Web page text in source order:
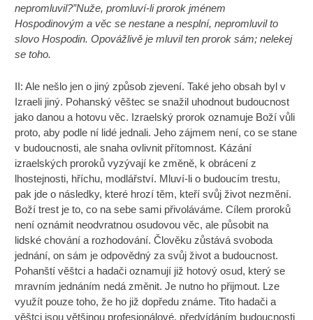
nepromluvil?”Nuže, promluví-li prorok jménem
Hospodinovým a věc se nestane a nesplní, nepromluvil to
slovo Hospodin. Opovážlivě je mluvil ten prorok sám; nelekej
se toho.
II: Ale nešlo jen o jiný způsob zjevení. Také jeho obsah byl v
Izraeli jiný. Pohanský věštec se snažil uhodnout budoucnost
jako danou a hotovu věc. Izraelský prorok oznamuje Boží vůli
proto, aby podle ní lidé jednali. Jeho zájmem není, co se stane
v budoucnosti, ale snaha ovlivnit přítomnost. Kázání
izraelských proroků vyzývají ke změně, k obrácení z
lhostejnosti, hříchu, modlářství. Mluví-li o budoucím trestu,
pak jde o následky, které hrozí těm, kteří svůj život nezmění.
Boží trest je to, co na sebe sami přivoláváme. Cílem proroků
není oznámit neodvratnou osudovou věc, ale působit na
lidské chování a rozhodování. Člověku zůstává svoboda
jednání, on sám je odpovědný za svůj život a budoucnost.
Pohanští věštci a hadači oznamují již hotový osud, který se
mravním jednáním nedá změnit. Je nutno ho přijmout. Lze
využít pouze toho, že ho již dopředu známe. Tito hadači a
věštci jsou většinou profesionálové, předvídáním budoucnosti